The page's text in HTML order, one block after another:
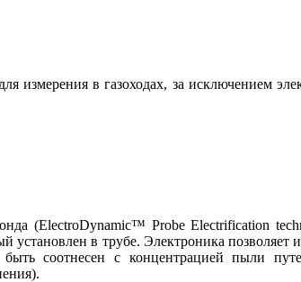
в газоходах, за исключением
(ElectroDynamic™ Probe Electrification
в трубе. Электроника позволяет
соотнесен с концентрацией пыли